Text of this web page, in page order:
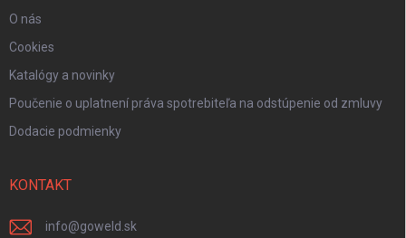
O nás
Cookies
Katalógy a novinky
Poučenie o uplatnení práva spotrebiteľa na odstúpenie od zmluvy
Dodacie podmienky
KONTAKT
info@goweld.sk